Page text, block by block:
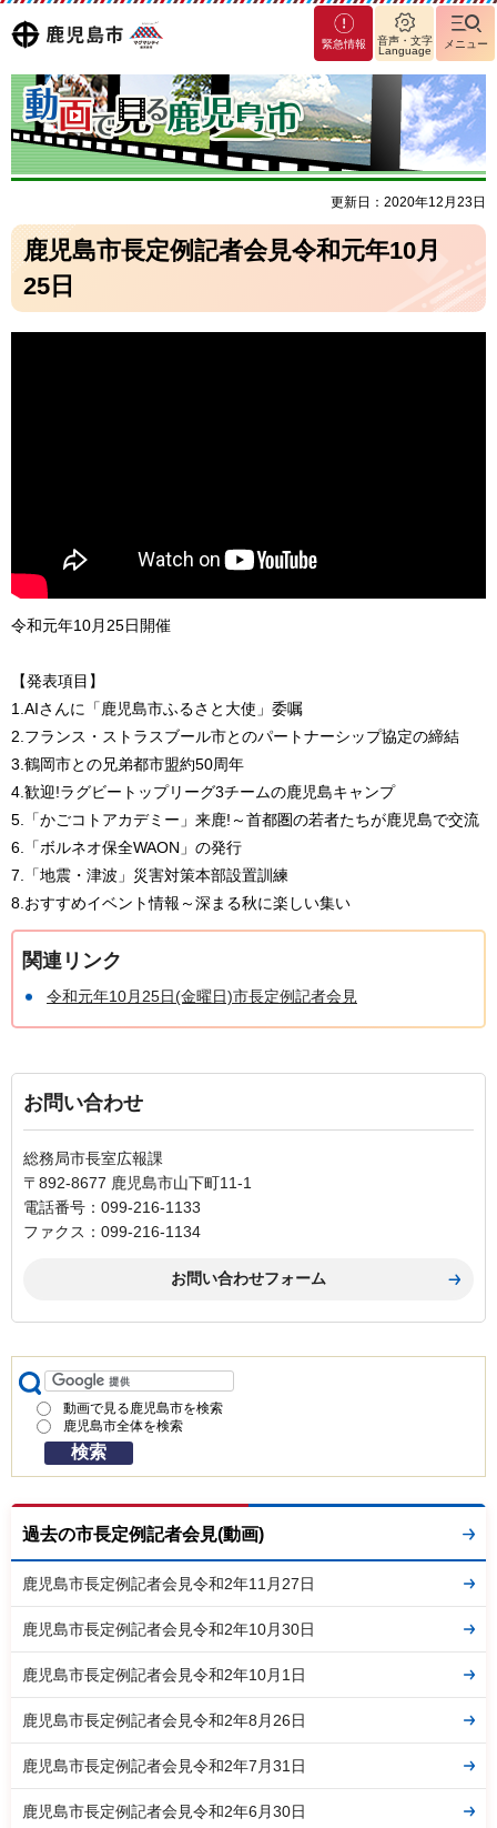
鹿児島
市
マグ
マシ
ティ
鹿児
島市
緊急情報
音声・文字
Language
メニュー
更新日：2020年12月23日
鹿児島市長定例記者会見令和元年10月
25日
令和元年10月25日開催
【発表項目】
1.AIさんに「鹿児島市ふるさと大使」委嘱
2.フランス・ストラスブール市とのパートナーシップ協定の締結
3.鶴岡市との兄弟都市盟約50周年
4.歓迎!ラグビートップリーグ3チームの鹿児島キャンプ
5.「かごコトアカデミー」来鹿!～首都圏の若者たちが鹿児島で交流
6.「ボルネオ保全WAON」の発行
7.「地震・津波」災害対策本部設置訓練
8.おすすめイベント情報～深まる秋に楽しい集い
関連リンク
令和元年10月25日(金曜日)市長定例記者会見
お問い合わせ
総務局市長室広報課
〒892-8677 鹿児島市山下町11-1
電話番号：099-216-1133
ファクス：099-216-1134
動画で見る鹿児島市を検索
鹿児島市全体を検索
過去の市長定例記者会見(動画)
鹿児島市長定例記者会見令和2年11月27日
鹿児島市長定例記者会見令和2年10月30日
鹿児島市長定例記者会見令和2年10月1日
鹿児島市長定例記者会見令和2年8月26日
鹿児島市長定例記者会見令和2年7月31日
鹿児島市長定例記者会見令和2年6月30日